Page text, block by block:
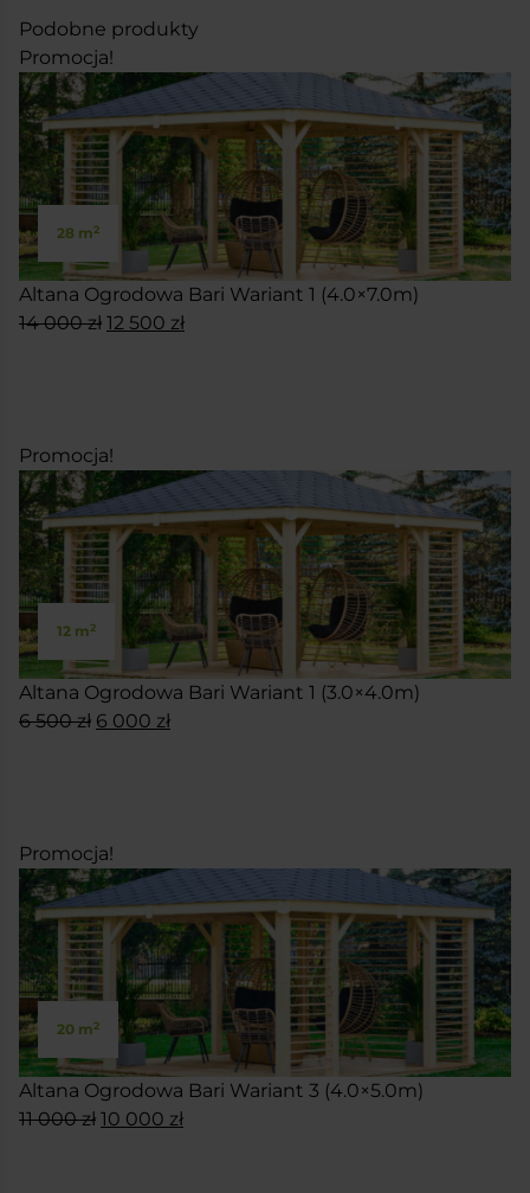
Podobne produkty
Promocja!
28 m2
Altana Ogrodowa Bari Wariant 1 (4.0×7.0m)
14 000zł Pierwotna
12 500 złAktualna
Promocja!
12 m2
Altana Ogrodowa Bari Wariant 1 (3.0×4.0m)
6 500zł Pierwotna
6 000 złAktualna
Promocja!
20 m2
Altana Ogrodowa Bari Wariant 3 (4.0×5.0m)
11 000zł Pierwotna
10 000 złAktualna